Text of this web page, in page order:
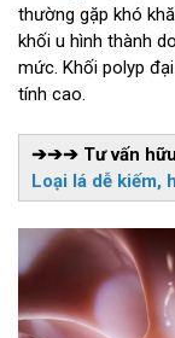
thường gặp khó
khối u hình thành
mức. Khối polyp
tính cao.
➔➔➔ Tư vấn
Loại lá dễ kiếm,